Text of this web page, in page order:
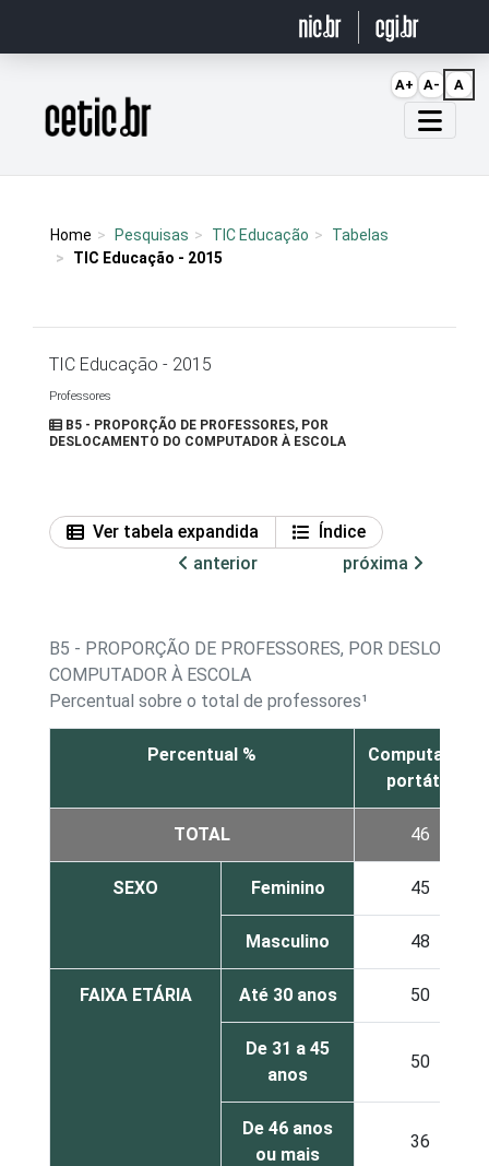
Página inicial
Home Pesquisas TIC Educação
Tabelas
TIC Educação - 2015
TIC Educação - 2015
Professores
B5 - PROPORÇÃO DE PROFESSORES, POR
DESLOCAMENTO DO COMPUTADOR À ESCOLA
Ver tabela expandida
Índice
anterior
próxima
B5 - PROPORÇÃO DE PROFESSORES, POR
COMPUTADOR À ESCOLA
Percentual sobre o total de professores¹
Percentual %
Computador
portátill
TOTAL 46
SEXO Feminino 45
Masculino 48
FAIXA ETÁRIA Até 30 anos 50
De 31 a 45
anos
50
De 46 anos
ou mais
36
A+ A- A